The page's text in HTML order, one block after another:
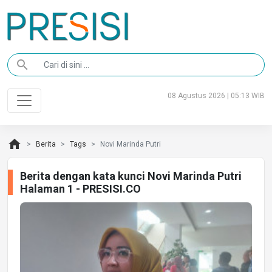
search
08 Agustus 2026 | 05:13 WIB
home Berita Tags Novi Marinda Putri
Berita dengan kata kunci Novi Marinda Putri
Halaman 1 - PRESISI.CO